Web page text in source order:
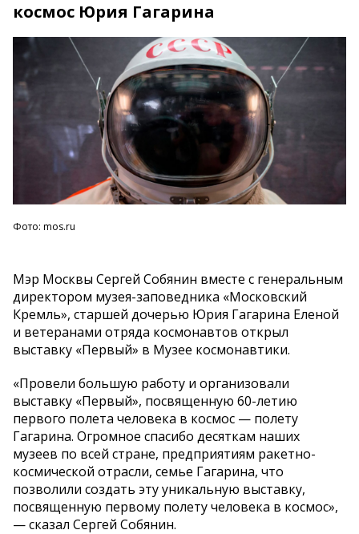
космос Юрия Гагарина
Фото: mos.ru
Мэр Москвы Сергей Собянин вместе с генеральным
директором музея-заповедника «Московский
Кремль», старшей дочерью Юрия Гагарина Еленой
и ветеранами отряда космонавтов открыл
выставку «Первый» в Музее космонавтики.
«Провели большую работу и организовали
выставку «Первый», посвященную 60-летию
первого полета человека в космос — полету
Гагарина. Огромное спасибо десяткам наших
музеев по всей стране, предприятиям ракетно-
космической отрасли, семье Гагарина, что
позволили создать эту уникальную выставку,
посвященную первому полету человека в космос»,
— сказал Сергей Собянин.